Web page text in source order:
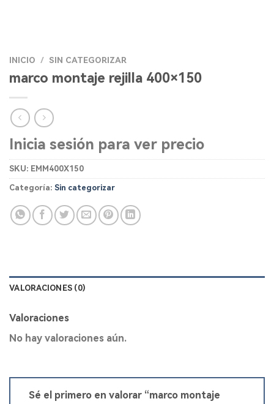
INICIO / SIN CATEGORIZAR
marco montaje rejilla 400×150
Inicia sesión para ver precio
SKU: EMM400X150
Categoría: Sin categorizar
VALORACIONES (0)
Valoraciones
No hay valoraciones aún.
Sé el primero en valorar “marco montaje